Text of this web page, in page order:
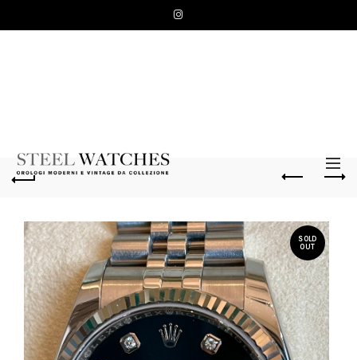
SOLD
OUT